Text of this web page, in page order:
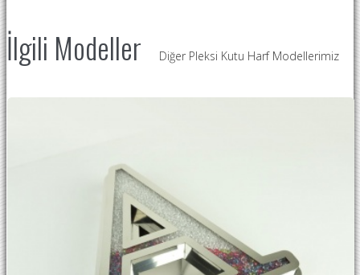
İlgili Modeller Diğer Pleksi Kutu Harf Modellerimiz